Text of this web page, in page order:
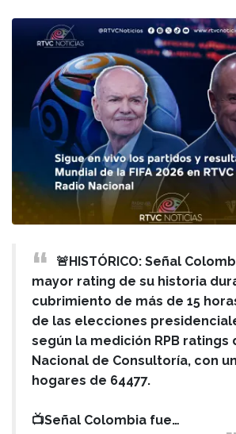
🚨HISTÓRICO: Señal
mayor rating de su historia
cubrimiento de más de 15
de las elecciones
según la medición RPB ratings
Nacional de Consultoría, con
hogares de 64477.
📺Señal Colombia fue…